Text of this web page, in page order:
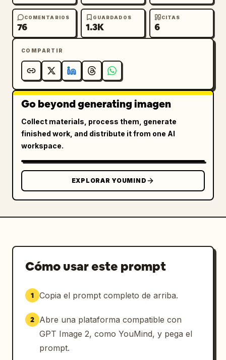
COMENTARIOS
76
GUARDADOS
1.3K
CITAS
6
COMPARTIR
Go beyond generating imagen
Collect materials, process them, generate
finished work, and distribute it from one AI
workspace.
EXPLORAR YOUMIND
Cómo usar este prompt
1 Copia el prompt completo de arriba.
2
Abre una plataforma compatible con
GPT Image 2, como YouMind, y pega el
prompt.